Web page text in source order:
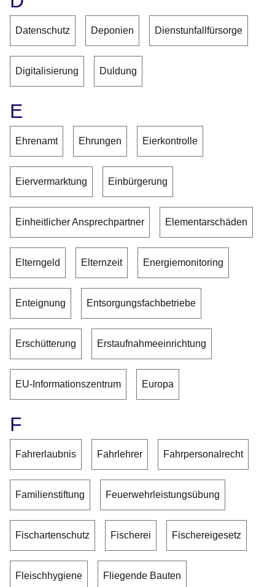
Datenschutz Deponien Dienstunfallfürsorge
Digitalisierung Duldung
E
Ehrenamt Ehrungen Eierkontrolle
Eiervermarktung Einbürgerung
Einheitlicher Ansprechpartner Elementarschäden
Elterngeld Elternzeit Energiemonitoring
Enteignung Entsorgungsfachbetriebe
Erschütterung Erstaufnahmeeinrichtung
EU-Informationszentrum Europa
F
Fahrerlaubnis Fahrlehrer Fahrpersonalrecht
Familienstiftung Feuerwehrleistungsübung
Fischartenschutz Fischerei Fischereigesetz
Fleischhygiene Fliegende Bauten